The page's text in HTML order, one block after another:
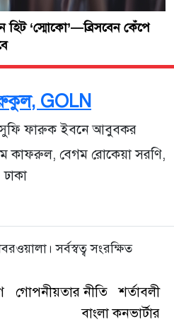
হিট ‘স্মোকো’—ব্রিসবেন কেঁপে
GOLN
সুফি ফারুক ইবনে আবুবকর
কাফরুল, বেগম রোকেয়া সরণি,
ঢাকা
সর্বস্বত্ব সংরক্ষিত
গোপনীয়তার নীতি
শর্তাবলী
বাংলা কনভার্টার